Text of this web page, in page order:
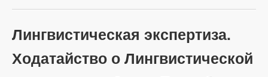
Лингвистическая экспертиза.
Ходатайство о Лингвистической